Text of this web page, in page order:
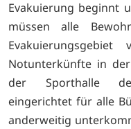
Evakuierung beginnt
müssen alle
Notunterkünfte in
der Sporthalle
eingerichtet für alle
anderweitig